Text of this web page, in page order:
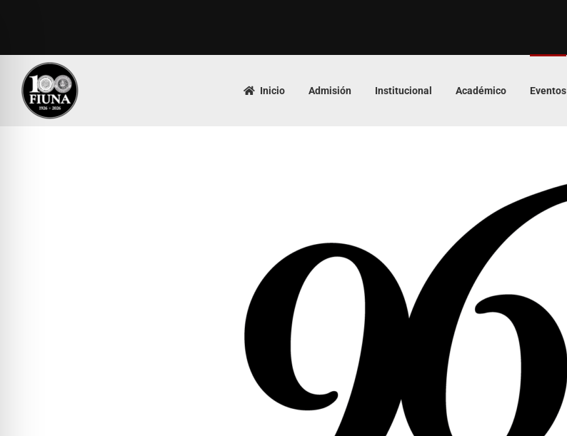
Inicio Admisión Institucional Académico Eventos